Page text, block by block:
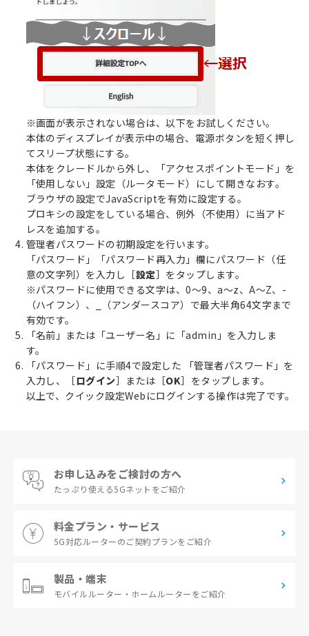
※画面が表示されない場合は、以下をお試しください。
本体のディスプレイが表示中の場合、電源ボタンを短く押し
てスリープ状態にする。
本体をクレードルから外し、「アクセスポイントモード」を
「使用しない」設定（ルータモード）にして開きなおす。
ブラウザの設定でJavaScriptを有効に設定する。
プロキシの設定をしている場合、例外（不使用）に当アド
レスを追加する。
管理者パスワードの初期設定を行います。
「パスワード」「パスワード再入力」欄にパスワード（任
意の文字列）を入力し［設定］をタップします。
※パスワードに使用できる文字は、0～9、a～z、A～Z、-
（ハイフン）、_（アンダースコア）で最大半角64文字まで
有効です。
「名前」または「ユーザー名」に「admin」を入力しま
す。
「パスワード」に手順4で設定した 「管理者パスワード」を
入力し、［ログイン］または［OK］をタップします。
以上で、クイック設定Webにログインする操作は完了です。
お申し込みをご検討の方へ
たっぷり使える5Gネットをご紹介
料金プラン・サービス
5G対応ルーターのご契約プランをご紹介
製品・端末
モバイルルーター・ ホームルーターをご紹介